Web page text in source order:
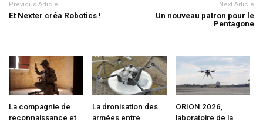
Previous Article
Et Nexter créa Robotics !
Next Article
Un nouveau patron pour le
Pentagone
La compagnie de
reconnaissance et
La dronisation des
armées entre
ORION 2026,
laboratoire de la